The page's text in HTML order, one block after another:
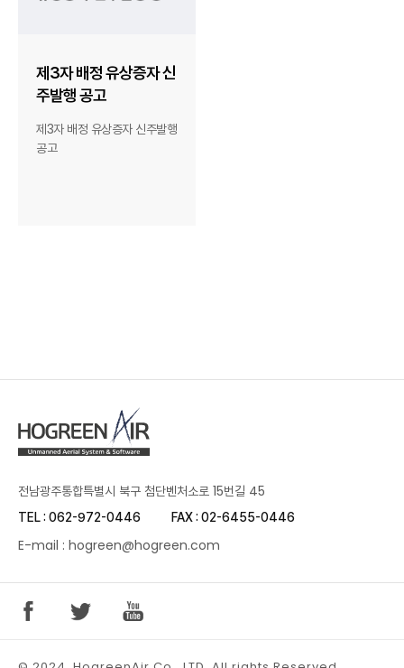
제3자 배정 유상증자 신
주발행 공고
제3자 배정 유상증자 신주발행
공고
전남광주통합특별시 북구 첨단벤처소로 15번길 45
TEL : 062-972-0446 FAX : 02-6455-0446
E-mail : hogreen@hogreen.com